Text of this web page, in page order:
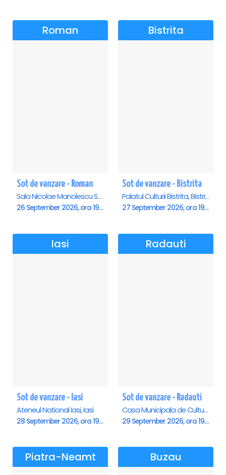
Roman
Sot de vanzare - Roman
Sala Nicolae Manolescu Strunga (Sala de festivitati a Primariei Roman), Roman
26 September 2026, ora 19:00
Bistrita
Sot de vanzare - Bistrita
Palatul Culturii Bistrita, Bistrita
27 September 2026, ora 19:00
Iasi
Sot de vanzare - Iasi
Ateneul National Iasi, Iasi
28 September 2026, ora 19:00
Radauti
Sot de vanzare - Radauti
Casa Municipala de Cultura, Radauti
29 September 2026, ora 19:00
Piatra-Neamt Buzau